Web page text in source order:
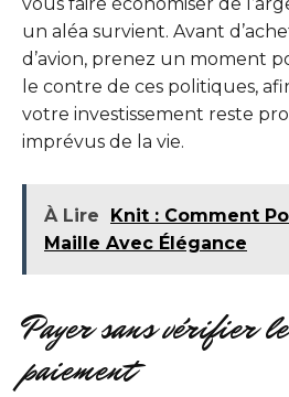
un aléa survient. Avant
d’avion, prenez un moment
le contre de ces politiques,
votre investissement reste
imprévus de la vie.
À Lire
Knit : Comment
Maille Avec Élégance
Payer sans vérifier
paiement